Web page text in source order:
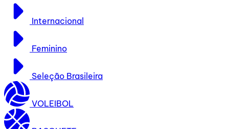
Internacional
Feminino
Seleção Brasileira
VOLEIBOL